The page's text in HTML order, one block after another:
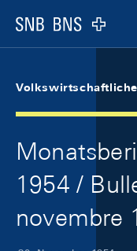
Logo
1954 /
novembre